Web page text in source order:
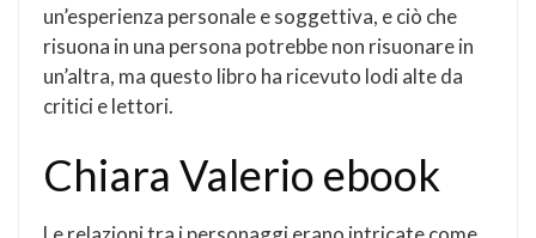
un’esperienza personale e soggettiva, e ciò che
risuona in una persona potrebbe non risuonare in
un’altra, ma questo libro ha ricevuto lodi alte da
critici e lettori.
Chiara Valerio ebook